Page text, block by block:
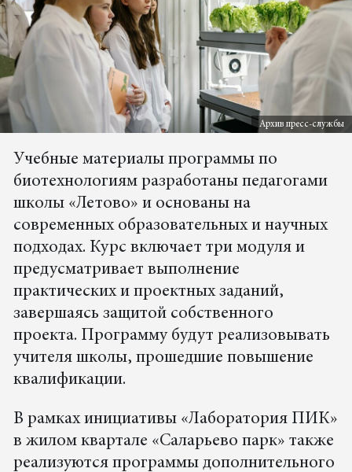
Архив пресс-службы
Учебные материалы программы по
биотехнологиям разработаны педагогами
школы «Летово» и основаны на
современных образовательных и научных
подходах. Курс включает три модуля и
предусматривает выполнение
практических и проектных заданий,
завершаясь защитой собственного
проекта. Программу будут реализовывать
учителя школы, прошедшие повышение
квалификации.
В рамках инициативы «Лаборатория ПИК»
в жилом квартале «Саларьево парк» также
реализуются программы дополнительного